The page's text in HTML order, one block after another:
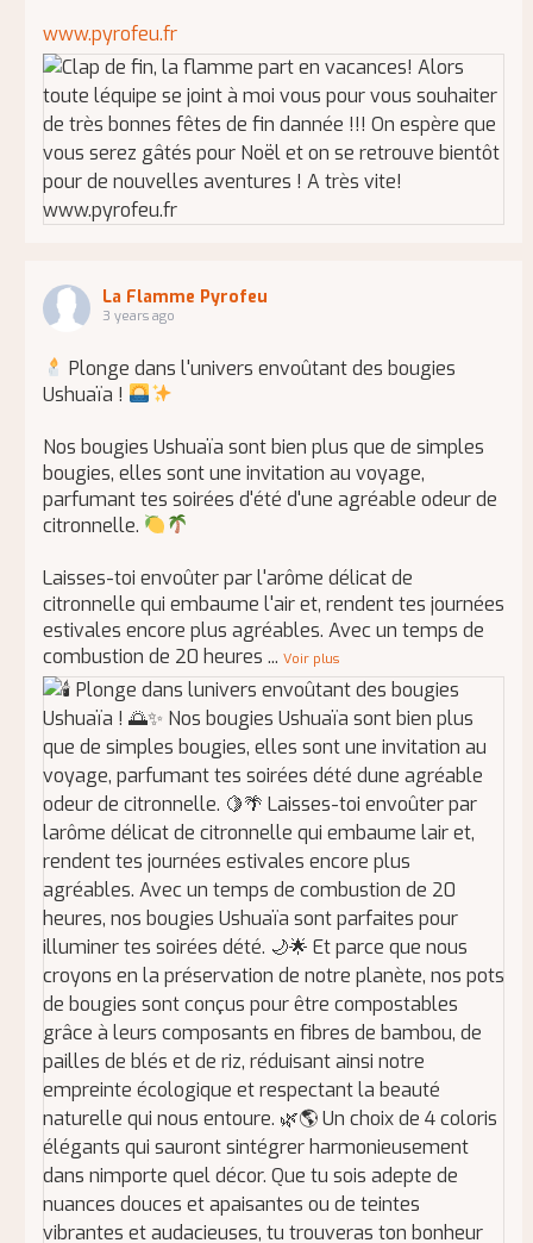
www.pyrofeu.fr
La Flamme Pyrofeu
3 years ago
Plonge dans l'univers envoûtant des bougies
Ushuaïa !
Nos bougies Ushuaïa sont bien plus que de simples
bougies, elles sont une invitation au voyage,
parfumant tes soirées d'été d'une agréable odeur de
citronnelle.
Laisses-toi envoûter par l'arôme délicat de
citronnelle qui embaume l'air et, rendent tes journées
estivales encore plus agréables. Avec un temps de
combustion de 20 heures ...Voir plus